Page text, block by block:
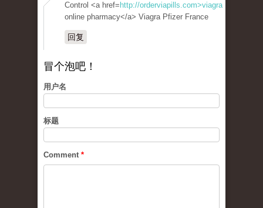
Control <a href= http://orderviapills.com>viagra
online pharmacy</a> Viagra Pfizer France
回复
冒个泡吧！
用户名
标题
Comment *